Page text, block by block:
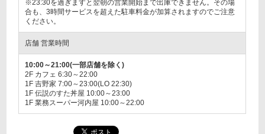
※23:30を過ぎますと翌朝の営業開始まで出庫できません。その場
合も、3時間サービスを超えた駐車料金が加算されますのでご注意
ください。
店舗 営業時間
10:00～21:00(一部店舗を除く)
2F カフェ 6:30～22:00
1F 吉野家 7:00～23:00(LO 22:30)
1F 伝説のすた丼屋 10:00～23:00
1F 業務スーパー河内屋 10:00～22:00